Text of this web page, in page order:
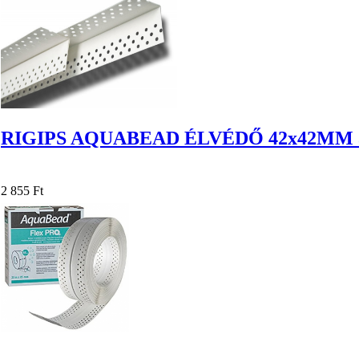
RIGIPS AQUABEAD ÉLVÉDŐ 42x42MM
2 855 Ft